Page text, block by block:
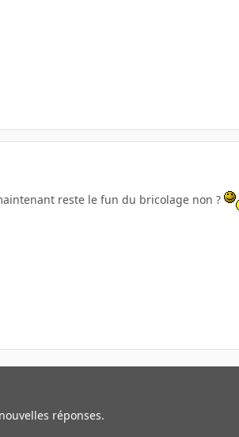
reste le fun du bricolage non ?
réponses.